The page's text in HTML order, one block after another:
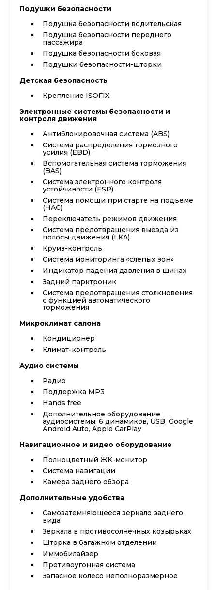
Подушки безопасности
Подушка безопасности водительская
Подушка безопасности переднего
пассажира
Подушка безопасности боковая
Подушки безопасности-шторки
Детская безопасность
Крепление ISOFIX
Электронные системы безопасности и
контроля движения
Антиблокировочная система (ABS)
Система распределения тормозного
усилия (EBD)
Вспомогательная система торможения
(BAS)
Система электронного контроля
устойчивости (ESP)
Система помощи при старте на подъеме
(HAC)
Переключатель режимов движения
Система предотвращения выезда из
полосы движения (LKA)
Круиз-контроль
Система мониторинга «слепых зон»
Индикатор падения давления в шинах
Задний парктроник
Система предотвращения столкновения
с функцией автоматического
торможения
Микроклимат салона
Кондиционер
Климат-контроль
Аудио системы
Радио
Поддержка MP3
Hands free
Дополнительное оборудование
аудиосистемы: 6 динамиков, USB, Google
Android Auto, Apple CarPlay
Навигационное и видео оборудование
Полноцветный ЖК-монитор
Система навигации
Камера заднего обзора
Дополнительные удобства
Самозатемняющееся зеркало заднего
вида
Зеркала в противосолнечных козырьках
Шторка в багажном отделении
Иммобилайзер
Противоугонная система
Запасное колесо неполноразмерное